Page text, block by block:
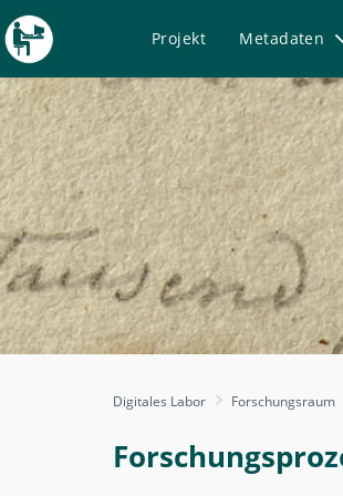
Projekt Metadaten
-
Digitales Labor Forschungsraum